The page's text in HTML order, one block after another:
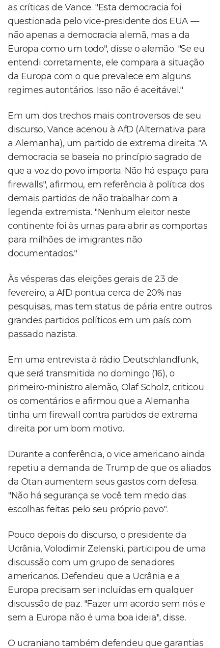
as críticas de Vance. "Esta democracia foi
questionada pelo vice-presidente dos EUA —
não apenas a democracia alemã, mas a da
Europa como um todo", disse o alemão. "Se eu
entendi corretamente, ele compara a situação
da Europa com o que prevalece em alguns
regimes autoritários. Isso não é aceitável."
Em um dos trechos mais controversos de seu
discurso, Vance acenou à AfD (Alternativa para
a Alemanha), um partido de extrema direita ."A
democracia se baseia no princípio sagrado de
que a voz do povo importa. Não há espaço para
firewalls", afirmou, em referência à política dos
demais partidos de não trabalhar com a
legenda extremista. "Nenhum eleitor neste
continente foi às urnas para abrir as comportas
para milhões de imigrantes não
documentados."
Às vésperas das eleições gerais de 23 de
fevereiro, a AfD pontua cerca de 20% nas
pesquisas, mas tem status de pária entre outros
grandes partidos políticos em um país com
passado nazista.
Em uma entrevista à rádio Deutschlandfunk,
que será transmitida no domingo (16), o
primeiro-ministro alemão, Olaf Scholz, criticou
os comentários e afirmou que a Alemanha
tinha um firewall contra partidos de extrema
direita por um bom motivo.
Durante a conferência, o vice americano ainda
repetiu a demanda de Trump de que os aliados
da Otan aumentem seus gastos com defesa.
"Não há segurança se você tem medo das
escolhas feitas pelo seu próprio povo".
Pouco depois do discurso, o presidente da
Ucrânia, Volodimir Zelenski, participou de uma
discussão com um grupo de senadores
americanos. Defendeu que a Ucrânia e a
Europa precisam ser incluídas em qualquer
discussão de paz. "Fazer um acordo sem nós e
sem a Europa não é uma boa ideia", disse.
O ucraniano também defendeu que garantias